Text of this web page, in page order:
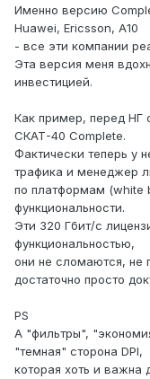
Именно версию
Huawei, Ericsson, A10
- все эти компании
Эта версия меня
инвестицией.
Как пример, перед НГ
СКАТ-40 Complete.
Фактически теперь у
трафика и менеджер
по платформам (white
функциональности.
Эти 320 Гбит/c
функциональностью,
они не сломаются, не
достаточно просто
PS
А "фильтры",
"темная" сторона DPI,
которая хоть и важна